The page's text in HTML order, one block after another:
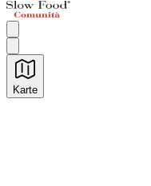
Karte
Unvergessliche